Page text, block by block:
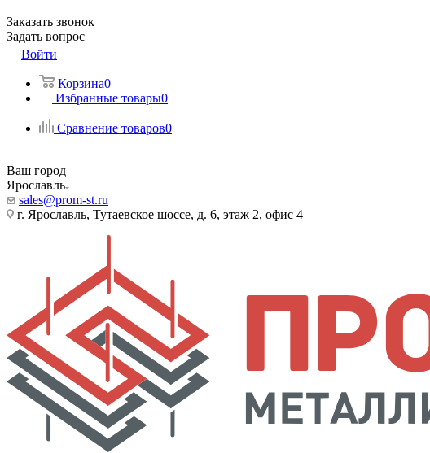
Заказать звонок
Задать вопрос
Войти
Корзина0
Избранные товары0
Сравнение товаров0
Ваш город
Ярославль
sales@prom-st.ru
г. Ярославль, Тутаевское шоссе, д. 6, этаж 2, офис 4